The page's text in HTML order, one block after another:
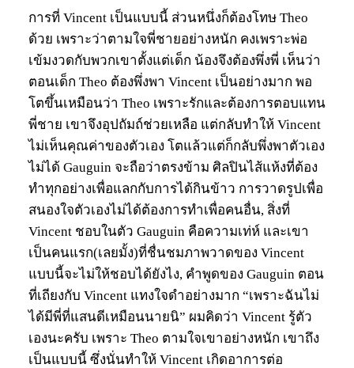
การที่ Vincent เป็นแบบนี้ ส่วนหนึ่งก็ต้องโทษ Theo
ด้วย เพราะว่าตามใจพี่ชายอย่างหนัก คงเพราะพ่อ
เข้มงวดกับพวกเขาตั้งแต่เด็ก น้องจึงต้องพึ่งพี่ เห็นว่า
ตอนเด็ก Theo ต้องพึ่งพา Vincent เป็นอย่างมาก พอ
โตขึ้นเหมือนว่า Theo เพราะรักและต้องการตอบแทน
พี่ชาย เขาจึงอุปถัมถ์ช่วยเหลือ แต่กลับทำให้ Vincent
ไม่เห็นคุณค่าของตัวเอง โตแล้วแต่ก็กลับพึ่งพาตัวเอง
ไม่ได้ Gauguin จะถือว่าตรงข้าม ศิลปินไส้แห้งที่ต้อง
ทำทุกอย่างเพื่อแลกกับการได้กินข้าว การวาดรูปเพื่อ
สนองใจตัวเองไม่ได้ต้องการทำเพื่อคนอื่น, สิ่งที่
Vincent ชอบในตัว Gauguin คือความเท่ห์ และเขา
เป็นคนแรก(เลยมั้ง)ที่ชื่นชมภาพวาดของ Vincent
แบบนี้จะไม่ให้ชอบได้ยังไง, คำพูดของ Gauguin ตอน
ที่เถียงกับ Vincent แทงใจดำอย่างมาก “เพราะฉันไม่
ได้มีพี่ที่แสนดีเหมือนนายนิ” ผมคิดว่า Vincent รู้ตัว
เองนะครับ เพราะ Theo ตามใจเขาอย่างหนัก เขาถึง
เป็นแบบนี้ ซึ่งนั่นทำให้ Vincent เกิดอาการต่อ